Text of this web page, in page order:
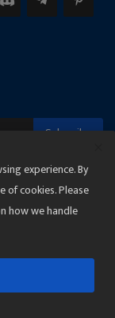
Subscribe
experience. By
of cookies. Please
how we handle